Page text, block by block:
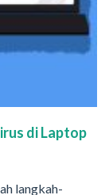
di Laptop
langkah-